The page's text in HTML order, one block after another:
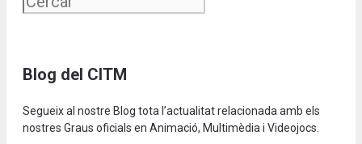
Blog del CITM
Segueix al nostre Blog tota l’actualitat relacionada amb els
nostres Graus oficials en Animació, Multimèdia i Videojocs.